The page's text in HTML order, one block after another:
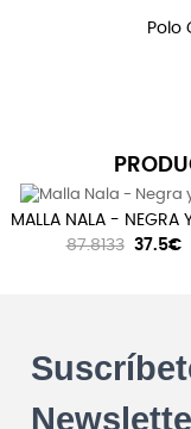
Polo
MALLA NALA - NEGRA
87.8133
37.5€